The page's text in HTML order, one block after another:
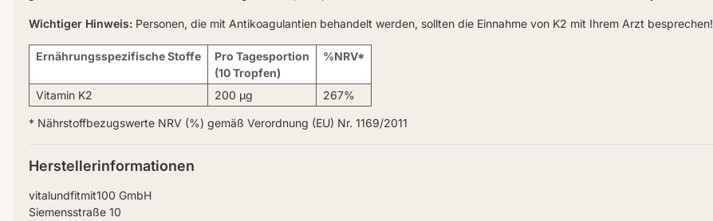
Wichtiger Hinweis: Personen, die mit Antikoagulantien behandelt werden, sollten die Einnahme von K2 mit Ihrem Arzt besprechen!
Ernährungsspezifische Stoffe
Pro Tagesportion
(10 Tropfen)
%NRV*
Vitamin K2 200 µg 267%
* Nährstoffbezugswerte NRV (%) gemäß Verordnung (EU) Nr. 1169/2011
Herstellerinformationen
vitalundfitmit100 GmbH
Siemensstraße 10